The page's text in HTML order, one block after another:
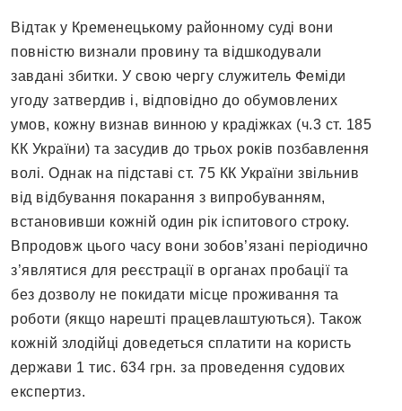
Відтак у Кременецькому районному суді вони
повністю визнали провину та відшкодували
завдані збитки. У свою чергу служитель Феміди
угоду затвердив і, відповідно до обумовлених
умов, кожну визнав винною у крадіжках (ч.3 ст. 185
КК України) та засудив до трьох років позбавлення
волі. Однак на підставі ст. 75 КК України звільнив
від відбування покарання з випробуванням,
встановивши кожній один рік іспитового строку.
Впродовж цього часу вони зобов’язані періодично
з’являтися для реєстрації в органах пробації та
без дозволу не покидати місце проживання та
роботи (якщо нарешті працевлаштуються). Також
кожній злодійці доведеться сплатити на користь
держави 1 тис. 634 грн. за проведення судових
експертиз.